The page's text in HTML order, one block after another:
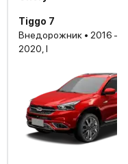
Tiggo 7
Внедорожник • 2016 –
2020, I